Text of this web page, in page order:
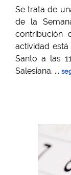
Se trata de
de la
contribución
actividad
Santo a las
Salesiana. ...